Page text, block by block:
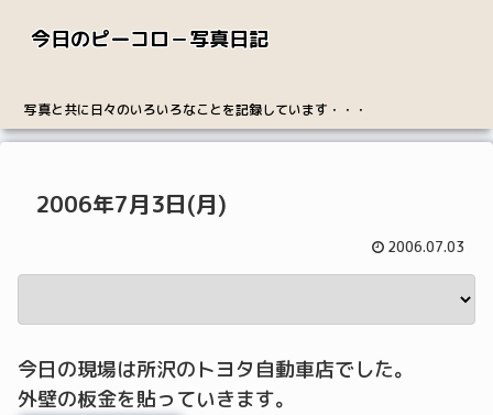
今日のピーコロ－写真日記
写真と共に日々のいろいろなことを記録しています・・・
2006年7月3日(月)
2006.07.03
今日の現場は所沢のトヨタ自動車店でした。
外壁の板金を貼っていきます。